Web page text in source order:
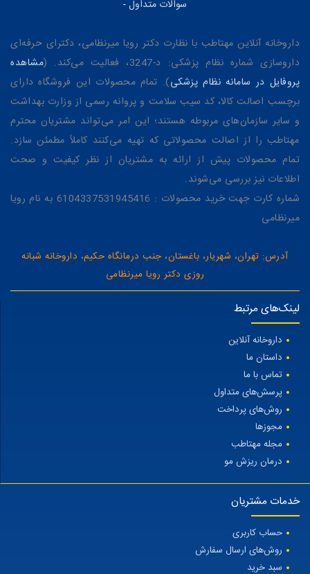
سوالات متداول-
داروخانه آنلاین مهتاطب با نظارت دکتر رویا میرنظامی، دکترای حرفه‌ای
داروسازی شماره نظام پزشکی: د-3247، فعالیت می‌کند. (
مشاهده
پروفایل در سامانه نظام پزشکی). تمام محصولات این فروشگاه دارای
برچسب اصالت کالا، کد سیب سلامت و پروانه رسمی از وزارت بهداشت
و سایر سازمان‌های مربوطه هستند؛ این امر می‌تواند مشتریان محترم
مهتاطب را از اصالت محصولاتی که تهیه می‌کنند کاملاً مطمئن سازد.
تمام محصولات پیش از ارائه به مشتریان از نظر کیفیت و صحت
اطلاعات نیز بررسی می‌شوند.
شماره کارت جهت خرید محصولات : 6104337531945416 به نام رویا
میرنظامی
آدرس: تهران، شهریار، باغستان، جنب درمانگاه حکیم، داروخانه شبانه
روزی دکتر رویا میرنظامی
لینک‌های مرتبط
داروخانه آنلاین
داستان ما
تماس با ما
پرسش‌های متداول
روش‌های پرداخت
مجوزها
مجله مهتاطب
درمان ریزش مو
خدمات مشتریان
حساب کاربری
روش‌های ارسال سفارش
سبد خرید